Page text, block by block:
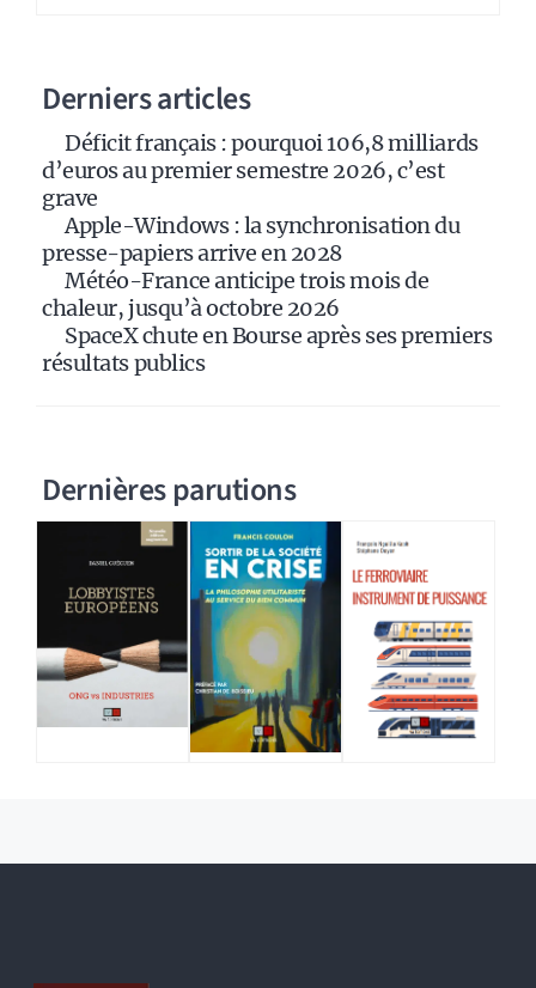
Derniers articles
Déficit français : pourquoi 106,8 milliards
d’euros au premier semestre 2026, c’est
grave
Apple-Windows : la synchronisation du
presse-papiers arrive en 2028
Météo-France anticipe trois mois de
chaleur, jusqu’à octobre 2026
SpaceX chute en Bourse après ses premiers
résultats publics
Dernières parutions